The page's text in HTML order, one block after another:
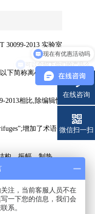
30099-2013 实验室
下简称离心机)的
相比,除编辑性
增加了术语
构、振幅、制热、
在线咨询
电话
微信扫一扫
可以介绍下你们的产品么
现在有优惠活动吗
注，当前客服人员不在
一下您的信息，我们会
系。